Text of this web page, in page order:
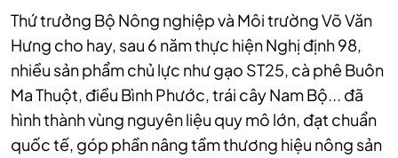
Thứ trưởng Bộ Nông nghiệp và Môi trường Võ Văn
Hưng cho hay, sau 6 năm thực hiện Nghị định 98,
nhiều sản phẩm chủ lực như gạo ST25, cà phê Buôn
Ma Thuột, điều Bình Phước, trái cây Nam Bộ... đã
hình thành vùng nguyên liệu quy mô lớn, đạt chuẩn
quốc tế, góp phần nâng tầm thương hiệu nông sản